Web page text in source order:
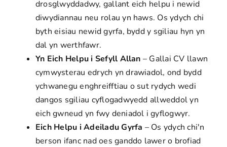
drosglwyddadwy, gallant eich helpu i newid
diwydiannau neu rolau yn haws. Os ydych chi
byth eisiau newid gyrfa, bydd y sgiliau hyn yn
dal yn werthfawr.
Yn Eich Helpu i Sefyll Allan – Gallai CV llawn
cymwysterau edrych yn drawiadol, ond bydd
ychwanegu enghreifftiau o sut rydych wedi
dangos sgiliau cyflogadwyedd allweddol yn
eich gwneud yn fwy deniadol i gyflogwyr.
Eich Helpu i Adeiladu Gyrfa – Os ydych chi'n
berson ifanc nad oes ganddo lawer o brofiad